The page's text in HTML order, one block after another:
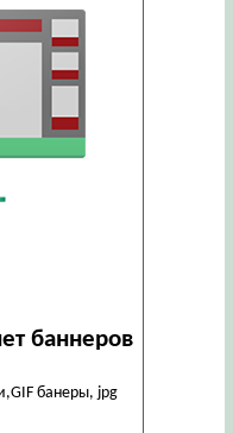
баннеров
банеры, jpg